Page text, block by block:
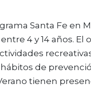
Santa Fe en
4 y 14 años. El
de
tienen